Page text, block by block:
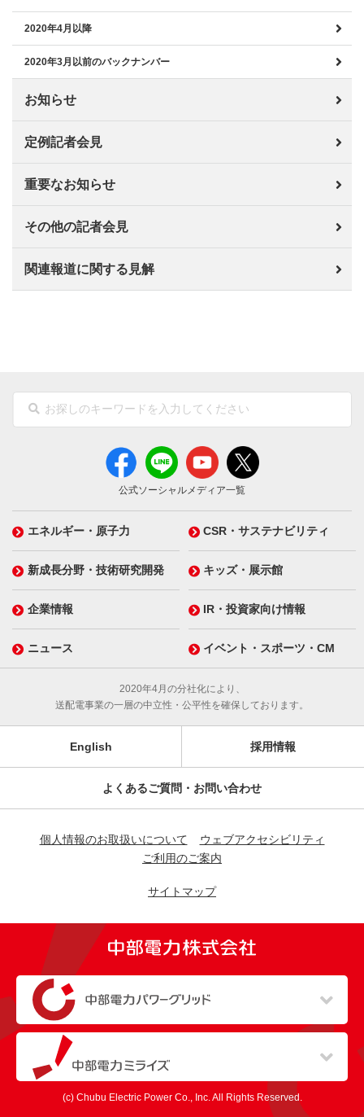
2020年4月以降
2020年3月以前のバックナンバー
お知らせ
定例記者会見
重要なお知らせ
その他の記者会見
関連報道に関する見解
公式ソーシャルメディア一覧
エネルギー・原子力 CSR・サステナビリティ
新成長分野・技術研究開発 キッズ・展示館
企業情報 IR・投資家向け情報
ニュース イベント・スポーツ・CM
2020年4月の分社化により、
送配電事業の一層の中立性・公平性を確保しております。
English 採用情報
よくあるご質問・お問い合わせ
個人情報のお取扱いについて
ウェブアクセシビリティ
ご利用のご案内
サイトマップ
（新しいウィンドウを開きます）
（新しいウィンドウを開きます）
(c) Chubu Electric Power Co., Inc. All Rights Reserved.